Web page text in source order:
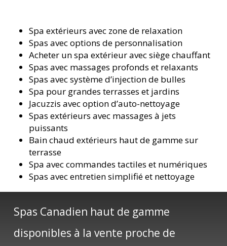
Spa extérieurs avec zone de relaxation
Spas avec options de personnalisation
Acheter un spa extérieur avec siège chauffant
Spas avec massages profonds et relaxants
Spas avec système d’injection de bulles
Spa pour grandes terrasses et jardins
Jacuzzis avec option d’auto-nettoyage
Spas extérieurs avec massages à jets
puissants
Bain chaud extérieurs haut de gamme sur
terrasse
Spa avec commandes tactiles et numériques
Spas avec entretien simplifié et nettoyage
Spas Canadien haut de gamme
disponibles à la vente proche de